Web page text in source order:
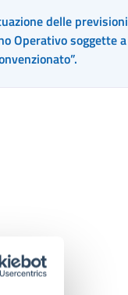
delle previsioni
Operativo soggette a